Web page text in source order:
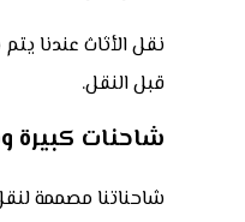
نقل الأثاث عندنا
قبل النقل.
شاحنات كبيرة
شاحناتنا مصممة